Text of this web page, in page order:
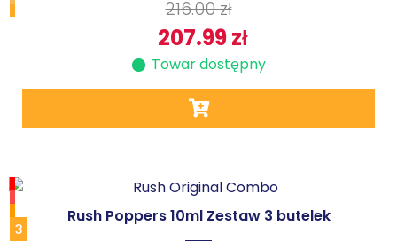
216.00zł
207.99zł
Towar dostępny
3
Rush Poppers 10ml Zestaw 3 butelek